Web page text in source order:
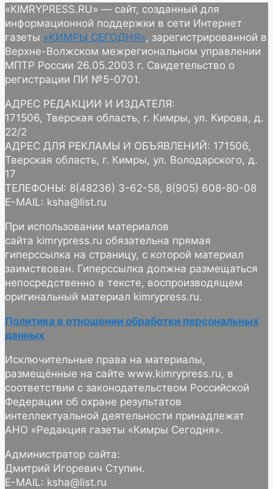
«KIMRYPRESS.RU» — сайт, созданный для
информационной поддержки в сети Интернет
газеты «КИМРЫ СЕГОДНЯ», зарегистрированной в
Верхне-Волжском межрегиональном управлении
МПТР России 26.05.2003 г. Свидетельство о
регистрации ПИ №5-0701.
АДРЕС РЕДАКЦИИ И ИЗДАТЕЛЯ:
171506, Тверская область, г. Кимры, ул. Кирова, д.
22/2
АДРЕС ДЛЯ РЕКЛАМЫ И ОБЪЯВЛЕНИЙ: 171506,
Тверская область, г. Кимры, ул. Володарского, д.
17
ТЕЛЕФОНЫ: 8(48236) 3-62-58, 8(905) 608-80-08
E-MAIL: ksha@list.ru
При использовании материалов
сайта kimrypress.ru обязательна прямая
гиперссылка на страницу, с которой материал
заимствован. Гиперссылка должна размещаться
непосредственно в тексте, воспроизводящем
оригинальный материал kimrypress.ru.
Политика в отношении обработки персональных
данных
Исключительные права на материалы,
размещённые на сайте www.kimrypress.ru, в
соответствии с законодательством Российской
Федерации об охране результатов
интеллектуальной деятельности принадлежат
АНО «Редакция газеты «Кимры Сегодня».
Администратор сайта:
Дмитрий Игоревич Ступин.
E-MAIL: ksha@list.ru